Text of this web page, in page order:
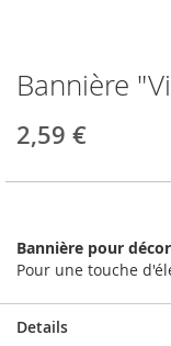
Skip
to
the
beginning
Bannière
2,59 €
Bannière pour
Pour une touche
Details